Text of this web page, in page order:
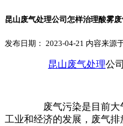
昆山废气处理公司怎样治理酸雾废
发布日期： 2023-04-21 内容来源
昆山废气处理公
废气污染是目前大
工业和经济的发展，废气